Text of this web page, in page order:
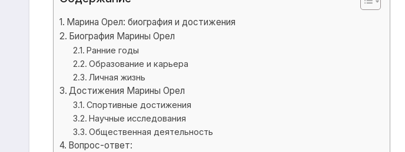
Марина Орел: биография и достижения
Биография Марины Орел
Ранние годы
Образование и карьера
Личная жизнь
Достижения Марины Орел
Спортивные достижения
Научные исследования
Общественная деятельность
Вопрос-ответ: